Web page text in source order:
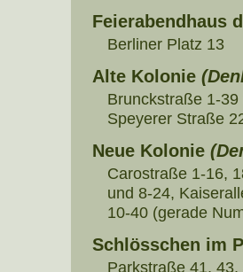
Feierabendhaus
Berliner Platz 13
Alte Kolonie
Brunckstraße 1-
Speyerer Straße
Neue Kolonie
Carostraße 1-16,
und 8-24,
10-40 (gerade
Schlösschen im
Parkstraße 41, 43,